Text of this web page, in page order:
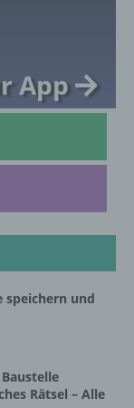
App
speichern und
Rätsel – Alle
dieser
werden
oder
deren
für die
Hilfe
im